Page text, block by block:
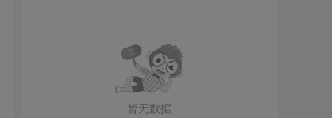
暂无数据